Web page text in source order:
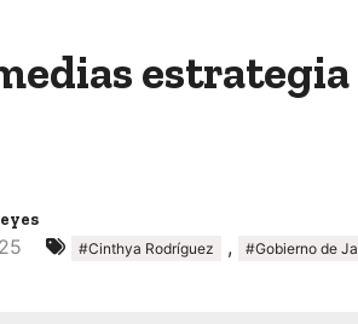
#Cinthya Rodríguez , #Gobierno de